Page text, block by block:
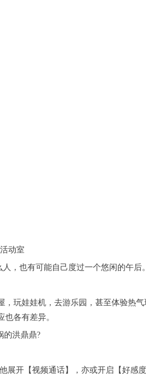
动室
，也有可能自己度过一个悠闲的午后。
玩娃娃机，去游乐园，甚至体验热
各有差异。
的洪鼎鼎?
开【视频通话】，亦或开启【好感